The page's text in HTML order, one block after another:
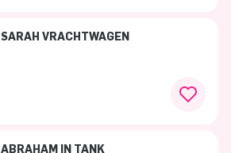
SARAH VRACHTWAGEN
ABRAHAM IN TANK